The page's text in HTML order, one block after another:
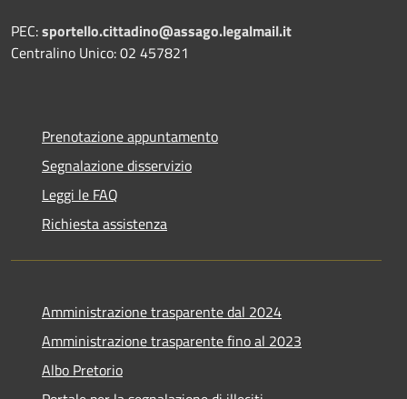
PEC:sportello.cittadino@assago.legalmail.it
Centralino Unico: 02 457821
Prenotazione appuntamento
Segnalazione disservizio
Leggi le FAQ
Richiesta assistenza
Amministrazione trasparente dal 2024
Amministrazione trasparente fino al 2023
Albo Pretorio